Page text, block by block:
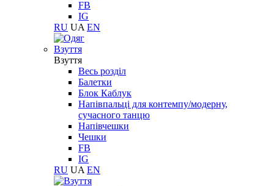
FB
IG
RU UA EN
Взуття
Взуття
Весь розділ
Балетки
Блок Каблук
Напівпальці для контемпу/модерну,
сучасного танцю
Напівчешки
Чешки
FB
IG
RU UA EN